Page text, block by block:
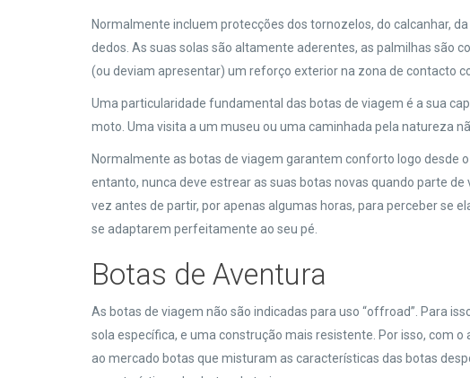
Normalmente incluem protecções dos tornozelos, do calcanhar,
dedos. As suas solas são altamente aderentes, as palmilhas são
(ou deviam apresentar) um reforço exterior na zona de contacto
Uma particularidade fundamental das botas de viagem é a sua
moto. Uma visita a um museu ou uma caminhada pela natureza
Normalmente as botas de viagem garantem conforto logo desde
entanto, nunca deve estrear as suas botas novas quando parte
vez antes de partir, por apenas algumas horas, para perceber se
se adaptarem perfeitamente ao seu pé.
Botas de Aventura
As botas de viagem não são indicadas para uso “offroad”. Para
sola específica, e uma construção mais resistente. Por isso, com
ao mercado botas que misturam as características das botas